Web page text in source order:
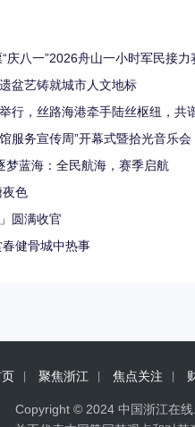
八一”2026舟山一小时军民接力
盆艺铸就城市人文地标
行，丝路海港牵手陆丝枢纽，共
服务宣传周”开幕式暨拾光音乐会
蓝海：全民航海，赛季启航
动 点燃钱塘夜色
圆满收官
国行走活动登陆杭州 打造赏春健骨城中热事
聚焦浙江 焦点关注
Copyright © 2024 中国浙江在线